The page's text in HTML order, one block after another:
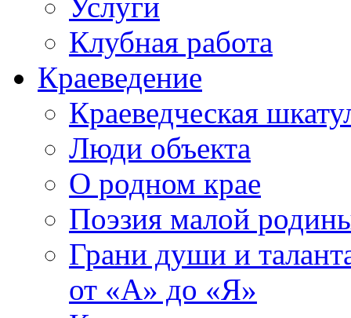
Клубная работа
Краеведение
Краеведческая
Люди объекта
О родном крае
Поэзия малой
Грани души и
от «А» до «Я»